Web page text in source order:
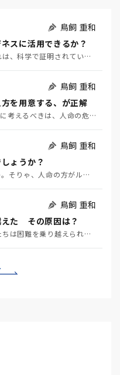
鳥飼 重和
スに活用できるか？
褒めると女性が美しくなる、これは、科学で証明されています。 褒めるのに効用があるため、…
鳥飼 重和
を用意する、が正解
三原山の大爆発があったら、最優先に考えるべきは、人命の危険です。次に、適切な回避策を考える、これが人…
鳥飼 重和
ょうか？
答えは、簡単だと思われるでしょう。そりゃ、人命の方がルールよりも重要だよ、となるでしょう…
鳥飼 重和
えた その原因は？
なぜ、一休さんの遺言で、弟子たちは困難を乗り越えられたのでしょうか？ その根っこに、人間は、どん…